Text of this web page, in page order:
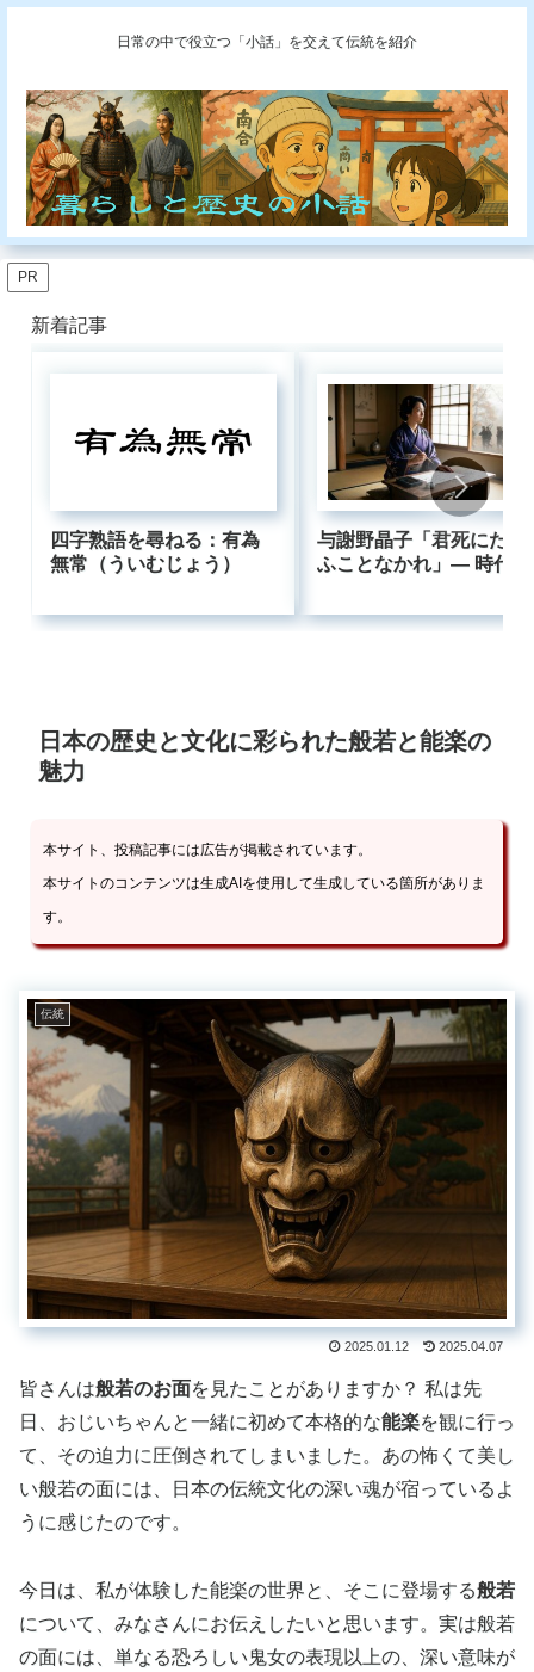
日常の中で役立つ「小話」を交えて伝統を紹介
PR
新着記事
四字熟語を尋ねる：有為
無常（ういむじょう）
与謝野晶子「君死にたま
ふことなかれ」― 時代に
今も響くのか
日本の歴史と文化に彩られた般若と能楽の
魅力
本サイト、投稿記事には広告が掲載されています。
本サイトのコンテンツは生成AIを使用して生成している箇所がありま
す。
伝統
2025.01.12 2025.04.07
皆さんは般若のお面を見たことがありますか？ 私は先
日、おじいちゃんと一緒に初めて本格的な能楽を観に行っ
て、その迫力に圧倒されてしまいました。あの怖くて美し
い般若の面には、日本の伝統文化の深い魂が宿っているよ
うに感じたのです。
今日は、私が体験した能楽の世界と、そこに登場する般若
について、みなさんにお伝えしたいと思います。実は般若
の面には、単なる恐ろしい鬼女の表現以上の、深い意味が